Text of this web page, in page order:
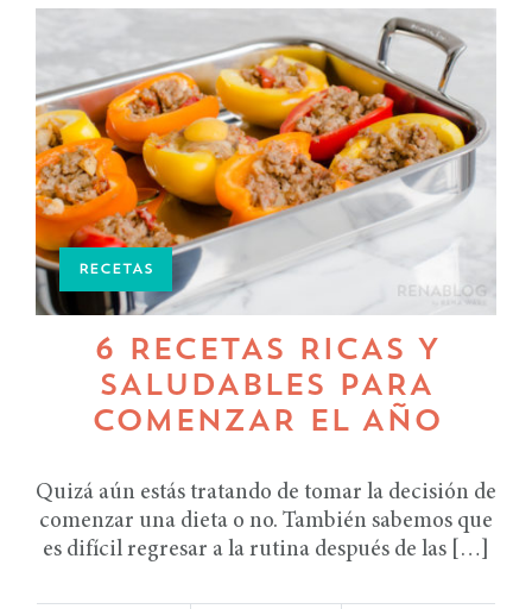
RECETAS
6 RECETAS RICAS Y
SALUDABLES PARA
COMENZAR EL AÑO
Quizá aún estás tratando de tomar la decisión de
comenzar una dieta o no. También sabemos que
es difícil regresar a la rutina después de las […]